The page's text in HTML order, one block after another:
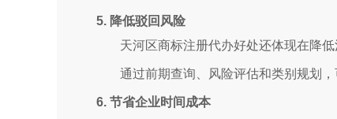
5. 降低驳回风险
天河区商标注册代办好处还体现在降低
通过前期查询、风险评估和类别规划
6. 节省企业时间成本